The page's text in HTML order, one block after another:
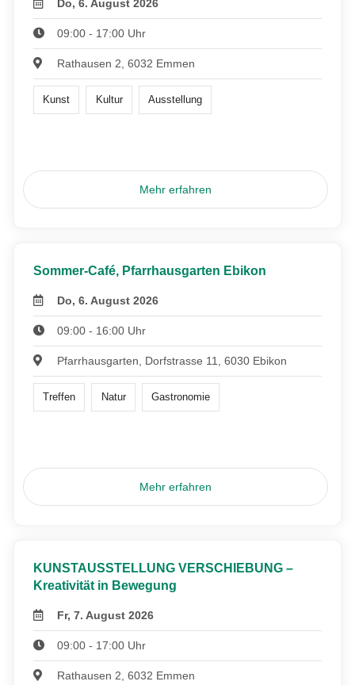
Do, 6. August 2026
09:00 - 17:00 Uhr
Rathausen 2, 6032 Emmen
Kunst Kultur Ausstellung
Mehr erfahren
Sommer-Café, Pfarrhausgarten Ebikon
Do, 6. August 2026
09:00 - 16:00 Uhr
Pfarrhausgarten, Dorfstrasse 11, 6030 Ebikon
Treffen Natur Gastronomie
Mehr erfahren
KUNSTAUSSTELLUNG VERSCHIEBUNG –
Kreativität in Bewegung
Fr, 7. August 2026
09:00 - 17:00 Uhr
Rathausen 2, 6032 Emmen